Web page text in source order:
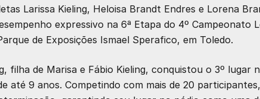
Larissa Kieling, Heloisa Brandt Endres e Lorena
expressivo na 6ª Etapa do 4º Campeonato
de Exposições Ismael Sperafico, em Toledo.
, filha de Marisa e Fábio Kieling, conquistou o 3º lugar
até 9 anos. Competindo com mais de 20